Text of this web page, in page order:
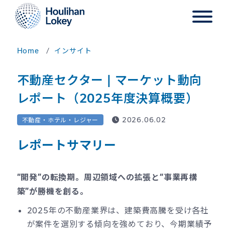
Home インサイト
不動産セクター | マーケット動向
レポート（2025年度決算概要）
不動産・ホテル・レジャー 2026.06.02
レポートサマリー
“開発”の転換期。周辺領域への拡張と“事業再構
築”が勝機を創る。
2025年の不動産業界は、建築費高騰を受け各社
が案件を選別する傾向を強めており、今期業績予